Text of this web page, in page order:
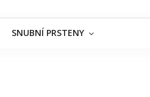
SNUBNÍ PRSTENY